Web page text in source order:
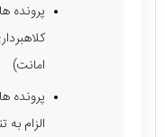
پرونده
امانت)
پرونده
الزام